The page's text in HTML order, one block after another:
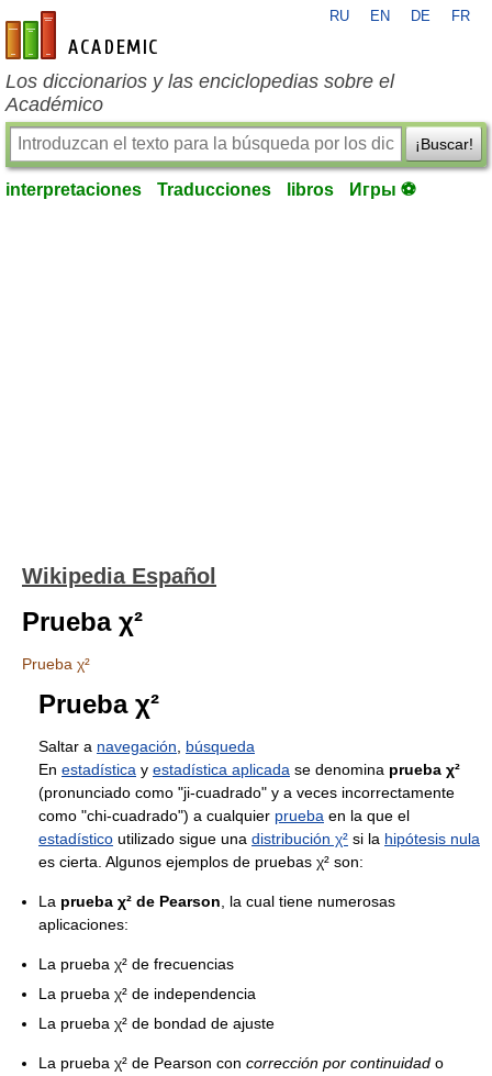
es-academic.com
RU EN DE FR
Los diccionarios y las enciclopedias sobre el
Académico
¡Buscar!
interpretaciones Traducciones libros Игры ⚽
Wikipedia Español
Prueba χ²
Prueba χ²
Prueba χ²
Saltar a navegación
búsqueda
En estadística y estadística aplicada se denomina prueba χ²
(pronunciado como "ji-cuadrado" y a veces incorrectamente
como "chi-cuadrado") a cualquier prueba en la que el
estadístico utilizado sigue una distribución χ² si la hipótesis nula
es cierta. Algunos ejemplos de pruebas χ² son:
La prueba χ² de Pearson , la cual tiene numerosas
aplicaciones:
La prueba χ² de frecuencias
La prueba χ² de independencia
La prueba χ² de bondad de ajuste
La prueba χ² de Pearson con corrección por continuidad o